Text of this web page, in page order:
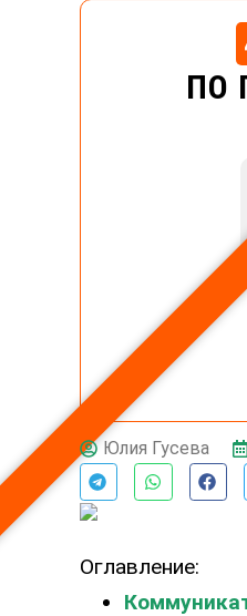
ПО
Юлия Гусева
Оглавление: